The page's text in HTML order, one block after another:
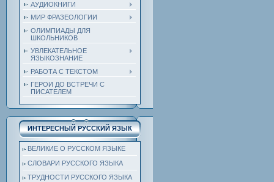
АУДИОКНИГИ
МИР ФРАЗЕОЛОГИИ
ОЛИМПИАДЫ ДЛЯ
ШКОЛЬНИКОВ
УВЛЕКАТЕЛЬНОЕ
ЯЗЫКОЗНАНИЕ
РАБОТА С ТЕКСТОМ
ГЕРОИ ДО ВСТРЕЧИ С
ПИСАТЕЛЕМ
ИНТЕРЕСНЫЙ РУССКИЙ ЯЗЫК
ВЕЛИКИЕ О РУССКОМ ЯЗЫКЕ
СЛОВАРИ РУССКОГО ЯЗЫКА
ТРУДНОСТИ РУССКОГО ЯЗЫКА